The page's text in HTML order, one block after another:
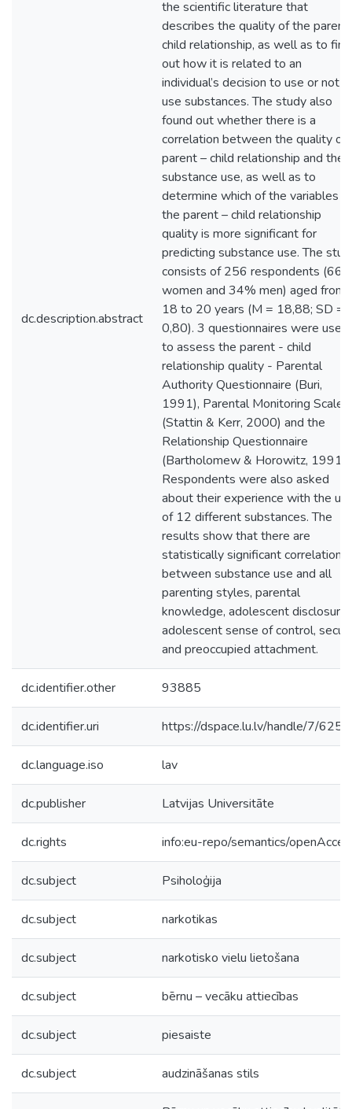
dc.description.abstract
the scientific literature that
describes the quality of the parent
child relationship, as well as to find
out how it is related to an
individual’s decision to use or not
use substances. The study also
found out whether there is a
correlation between the quality of
parent – child relationship and the
substance use, as well as to
determine which of the variables of
the parent – child relationship
quality is more significant for
predicting substance use. The
consists of 256 respondents
women and 34% men) aged from
18 to 20 years (M = 18,88; SD =
0,80). 3 questionnaires were used
to assess the parent - child
relationship quality - Parental
Authority Questionnaire (Buri,
1991), Parental Monitoring Scale
(Stattin & Kerr, 2000) and the
Relationship Questionnaire
(Bartholomew & Horowitz, 1991).
Respondents were also asked
about their experience with the
of 12 different substances. The
results show that there are
statistically significant correlations
between substance use and all
parenting styles, parental
knowledge, adolescent disclosure,
adolescent sense of control,
and preoccupied attachment.
dc.identifier.other 93885
dc.identifier.uri https://dspace.lu.lv/handle/7/
dc.language.iso lav
dc.publisher Latvijas Universitāte
dc.rights info:eu-repo/semantics/
dc.subject Psiholoģija
dc.subject narkotikas
dc.subject narkotisko vielu lietošana
dc.subject bērnu – vecāku attiecības
dc.subject piesaiste
dc.subject audzināšanas stils